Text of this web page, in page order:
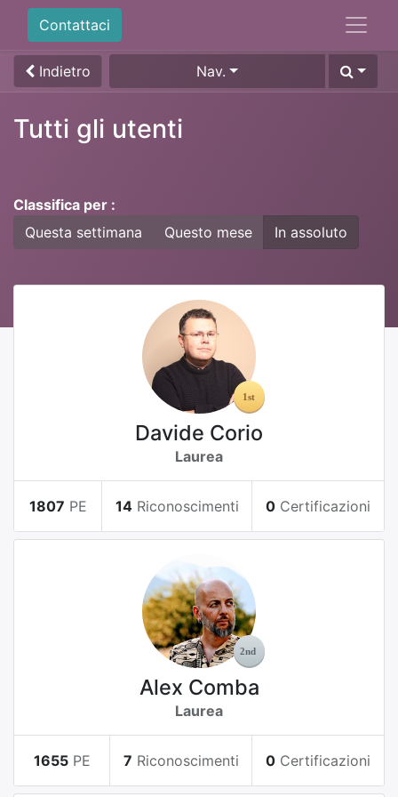
Contattaci
Indietro Nav.
Tutti gli utenti
Classifica per :
Questa settimana
Questo mese In assoluto
Davide Corio
Laurea
1807 PE 14 Riconoscimenti 0 Certificazioni
Alex Comba
Laurea
1655 PE 7 Riconoscimenti 0 Certificazioni